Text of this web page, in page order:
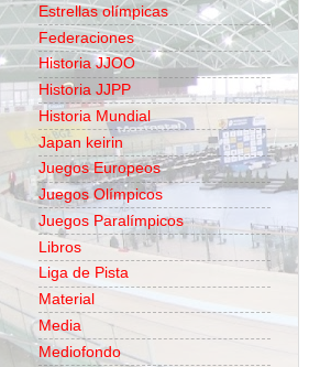
Estrellas olímpicas
Federaciones
Historia JJOO
Historia JJPP
Historia Mundial
Japan keirin
Juegos Europeos
Juegos Olímpicos
Juegos Paralímpicos
Libros
Liga de Pista
Material
Media
Mediofondo